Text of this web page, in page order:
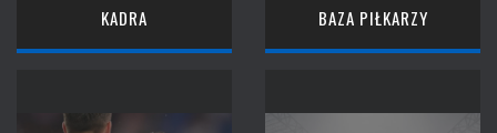
KADRA BAZA PIŁKARZY